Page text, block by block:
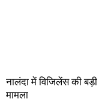
नालंदा में विजिलेंस की बड़ी
मामला